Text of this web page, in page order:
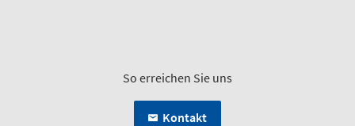
So erreichen Sie uns
Kontakt